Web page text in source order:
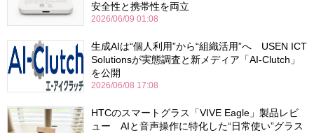
安全性と携帯性を両立
2026/06/09 01:08
生成AIは“個人利用”から“組織活用”へ USEN ICT
Solutionsが実態調査と新メディア「AI-Clutch」
を公開
2026/06/08 17:08
HTCのスマートグラス「VIVE Eagle」製品レビ
ュー AIと音声操作に特化した“日常使い”グラス